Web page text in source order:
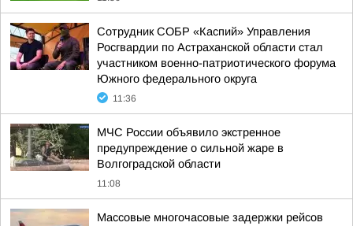
Сотрудник СОБР «Каспий» Управления
Росгвардии по Астраханской области стал
участником военно-патриотического форума
Южного федерального округа
11:36
МЧС России объявило экстренное
предупреждение о сильной жаре в
Волгоградской области
11:08
Массовые многочасовые задержки рейсов